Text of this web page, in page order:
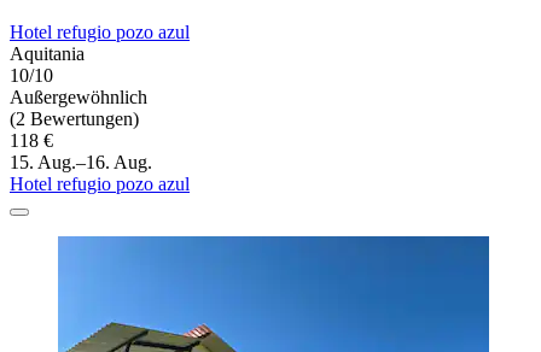
Hotel refugio pozo azul
Aquitania
10/10
Außergewöhnlich
(2 Bewertungen)
118 €
15. Aug.–16. Aug.
Hotel refugio pozo azul